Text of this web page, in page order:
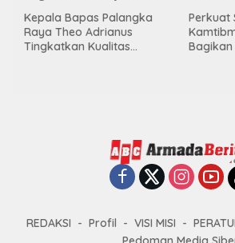
Kepala Bapas Palangka
Raya Theo Adrianus
Tingkatkan Kualitas
Perkuat
REDAKSI Profil VISI MISI